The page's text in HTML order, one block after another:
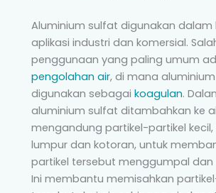
Aluminium sulfat digunakan dalam
aplikasi industri dan komersial.
penggunaan yang paling umum
pengolahan air, di mana
digunakan sebagai koagulan.
aluminium sulfat ditambahkan ke
mengandung partikel-partikel kecil,
lumpur dan kotoran, untuk
partikel tersebut menggumpal
Ini membantu memisahkan